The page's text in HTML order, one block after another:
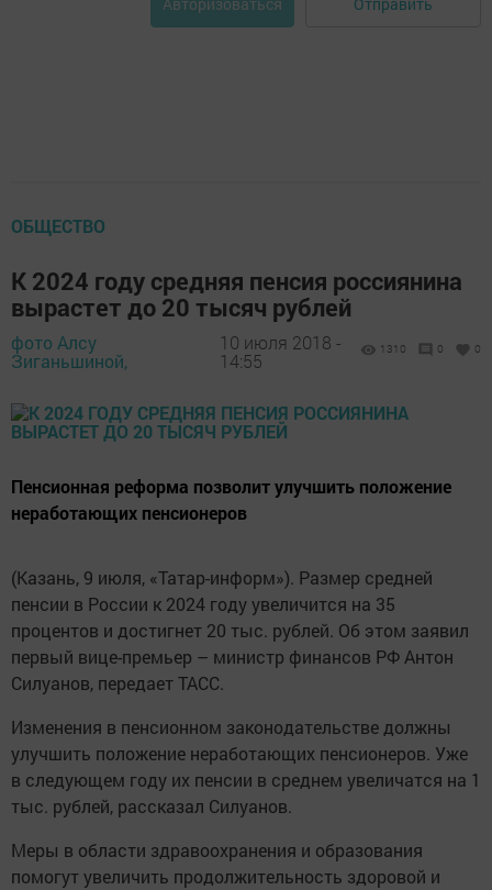
ОБЩЕСТВО
К 2024 году средняя пенсия россиянина
вырастет до 20 тысяч рублей
фото Алсу
Зиганьшиной,
10 июля 2018 -
14:55
1310 0 0
Пенсионная реформа позволит улучшить положение
неработающих пенсионеров
(Казань, 9 июля, «Татар-информ»). Размер средней
пенсии в России к 2024 году увеличится на 35
процентов и достигнет 20 тыс. рублей. Об этом заявил
первый вице-премьер – министр финансов РФ Антон
Силуанов, передает ТАСС.
Изменения в пенсионном законодательстве должны
улучшить положение неработающих пенсионеров. Уже
в следующем году их пенсии в среднем увеличатся на 1
тыс. рублей, рассказал Силуанов.
Меры в области здравоохранения и образования
помогут увеличить продолжительность здоровой и